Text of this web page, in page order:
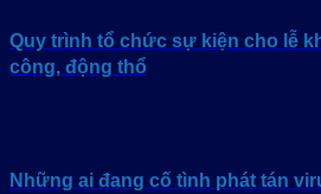
Quy trình tổ chức sự kiện cho lễ
công, động thổ
Những ai đang cố tình phát tán